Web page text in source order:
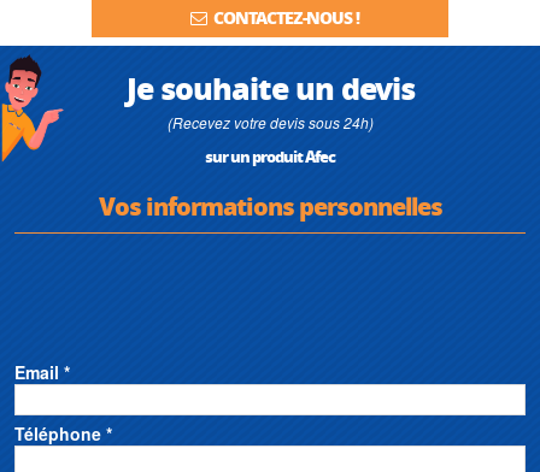
CONTACTEZ-NOUS !
Je souhaite un devis
(Recevez votre devis sous 24h)
sur un produit Afec
Vos informations personnelles
Email *
Téléphone *